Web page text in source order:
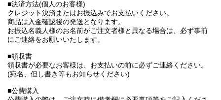
■決済方法(個人のお客様)
クレジット決済またはお振込みでお支払いください。
商品は入金確認後の発送となります。
お振込名義人様のお名前がご注文者様と異なる場合は、必ず事前
にご連絡をお願いいたします。
■領収書
領収書が必要なお客様は、お支払いの前に必ずご連絡ください。
(宛名、但し書き等もお知らせください)
■公費購入